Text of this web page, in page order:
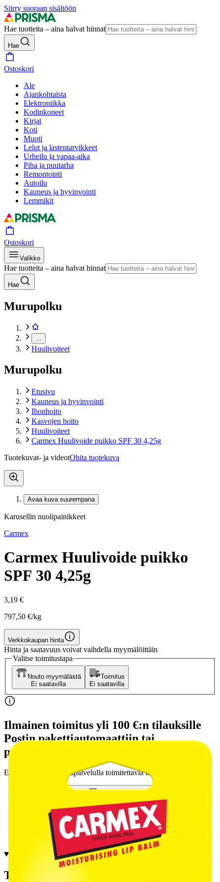
Siirry suoraan sisältöön
Hae tuotteita – aina halvat hinnat
Hae
Ostoskori
Ale
Ajankohtaista
Elektroniikka
Kodinkoneet
Kirjat
Koti
Muoti
Lelut ja lastentarvikkeet
Urheilu ja vapaa-aika
Piha ja puutarha
Remontointi
Autoilu
Kauneus ja hyvinvointi
Lemmikit
Ostoskori
Valikko
Hae tuotteita – aina halvat hinnat
Hae
Murupolku
Huulivoiteet
Murupolku
Etusivu
Kauneus ja hyvinvointi
Ihonhoito
Kasvojen hoito
Huulivoiteet
Carmex Huulivoide puikko SPF 30 4,25g
Tuotekuvat- ja videotOhita tuotekuva
Avaa kuva suurempana
Karusellin nuolipainikkeet
Carmex
Carmex Huulivoide puikko
SPF 30 4,25g
3,19 €
797,50 €/kg
Verkkokaupan hinta
Hinta ja saatavuus voivat vaihdella myymälöittäin
Valitse toimitustapa
Nouto myymälästä
Ei saatavilla
Toimitus
Ei saatavilla
Ilmainen toimitus yli 100 €:n tilauksille
Postin pakettiautomaattiin tai
palvelupisteeseen!
Etu ei koske Suuri‑lisäpalvelulla toimitettavia tuotteita.
Tarkista myymäläsaatavuus
Tuotekuvaus